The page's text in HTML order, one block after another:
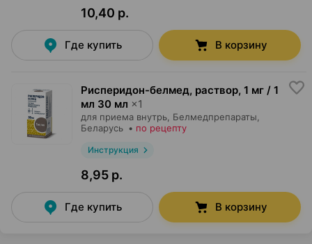
10,40 р.
Где купить В корзину
Рисперидон-белмед, раствор, 1 мг / 1
мл 30 мл ×1
для приема внутрь, Белмедпрепараты
Беларусь • по рецепту
Инструкция
8,95 р.
Где купить В корзину